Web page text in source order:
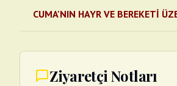
CUMA'NIN HAYR VE BEREKETİ
Ziyaretçi Notları